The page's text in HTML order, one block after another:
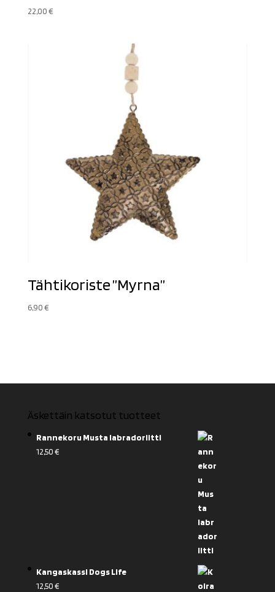
22,00€
Tähtikoriste ”Myrna”
6,90€
Äskettäin katsotut tuotteet
Rannekoru Musta labradoriitti
12,50€
Kangaskassi Dogs Life
12,50€